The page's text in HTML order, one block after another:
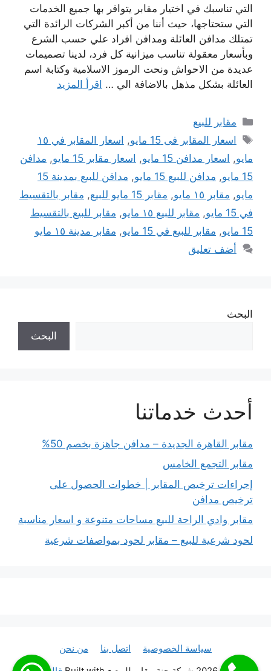
التي تناسبك في اختيار مقابر يتوافر بها جميع الخدمات
التي ستحتاجها، حيث أننا من أكبر الشركات الرائدة التي
تمتلك مدافن العائلة ومدافن افراد علي حسب الشرع
وبأسعار معقولة تناسب ميزانية كل فرد، لدينا تصميمات
عديدة من الاحواش ونحت الرموز الاسلامية وكتابة اسم
العائلة بشكل مذهل بالاضافة الي … اقرأ المزيد
التصنيفات
مقابر للبيع
الوسوم
اسعار المقابر فى 15 مايو ,
اسعار المقابر في ١٥
مايو, اسعار مدافن 15 مايو , اسعار مقابر 15 مايو , مدافن
15 مايو
, مدافن للبيع 15 مايو ,
مدافن للبيع بمدينة 15
مايو, مقابر ١٥ مايو , مقابر 15 مايو للبيع , مقابر بالتقسيط
في 15 مايو
, مقابر للبيع ١٥ مايو , مقابر للبيع بالتقسيط
15 مايو
, مقابر للبيع في 15 مايو , مقابر مدينة ١٥ مايو
أضف تعليق
البحث
البحث
أحدث خدماتنا
مقابر القاهرة الجديدة – مدافن جاهزة بخصم 50%
مقابر التجمع الخامس
إجراءات ترخيص المقابر | خطوات الحصول على
ترخيص مدافن
مقابر وادي الراحة للبيع مساحات متنوعة و اسعار مناسبة
لحود شرعية للبيع – مقابر لحود بمواصفات شرعية
سياسة الخصوصية اتصل بنا
من نحن